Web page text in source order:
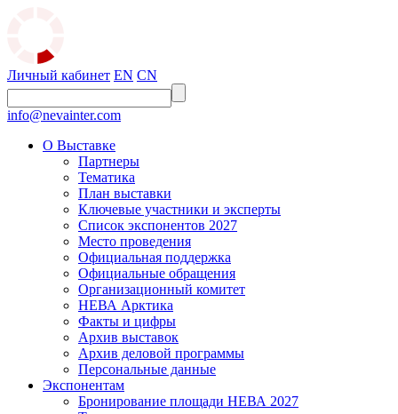
Личный кабинет EN CN
info@nevainter.com
О Выставке
Партнеры
Тематика
План выставки
Ключевые участники и эксперты
Список экспонентов 2027
Место проведения
Официальная поддержка
Официальные обращения
Организационный комитет
НЕВА Арктика
Факты и цифры
Архив выставок
Архив деловой программы
Персональные данные
Экспонентам
Бронирование площади НЕВА 2027